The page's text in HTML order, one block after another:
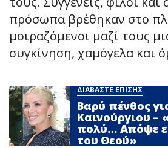
πρόσωπα βρέθηκαν στο
μοιραζόμενοι μαζί τους
συγκίνηση, χαμόγελα και
ΔΙΑΒΑΣΤΕ ΕΠΙΣΗΣ
Βαρύ πένθος
Καινούργιου –
πολύ… Απόψε
του Θεού»